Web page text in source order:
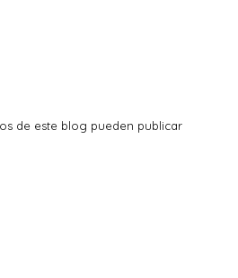
de este blog pueden publicar